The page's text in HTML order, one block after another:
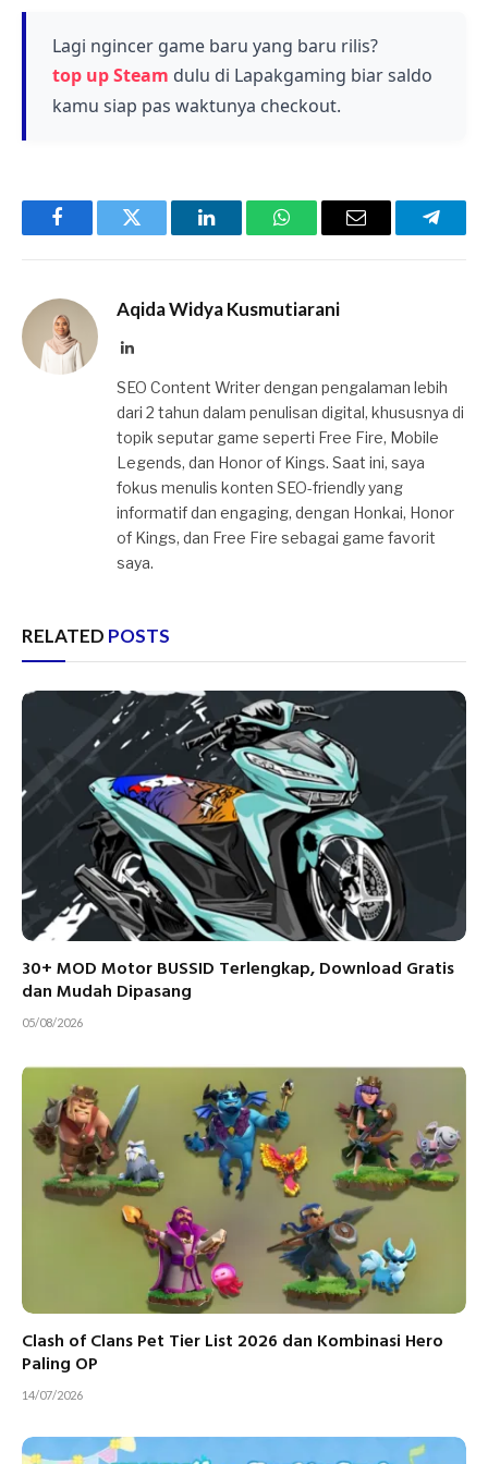
permainan.
Lagi ngincer game baru yang baru rilis?
top up Steam dulu di Lapakgaming biar saldo
kamu siap pas waktunya checkout.
FacebookTwitter LinkedInWhatsAppEmail
Aqida Widya Kusmutiarani
LinkedIn
SEO Content Writer dengan pengalaman lebih
dari 2 tahun dalam penulisan digital, khususnya di
topik seputar game seperti Free Fire, Mobile
Legends, dan Honor of Kings. Saat ini, saya
fokus menulis konten SEO-friendly yang
informatif dan engaging, dengan Honkai, Honor
of Kings, dan Free Fire sebagai game favorit
saya.
RELATED POSTS
30+ MOD Motor BUSSID Terlengkap, Download Gratis
dan Mudah Dipasang
05/08/2026
Clash of Clans Pet Tier List 2026 dan Kombinasi Hero
Paling OP
14/07/2026